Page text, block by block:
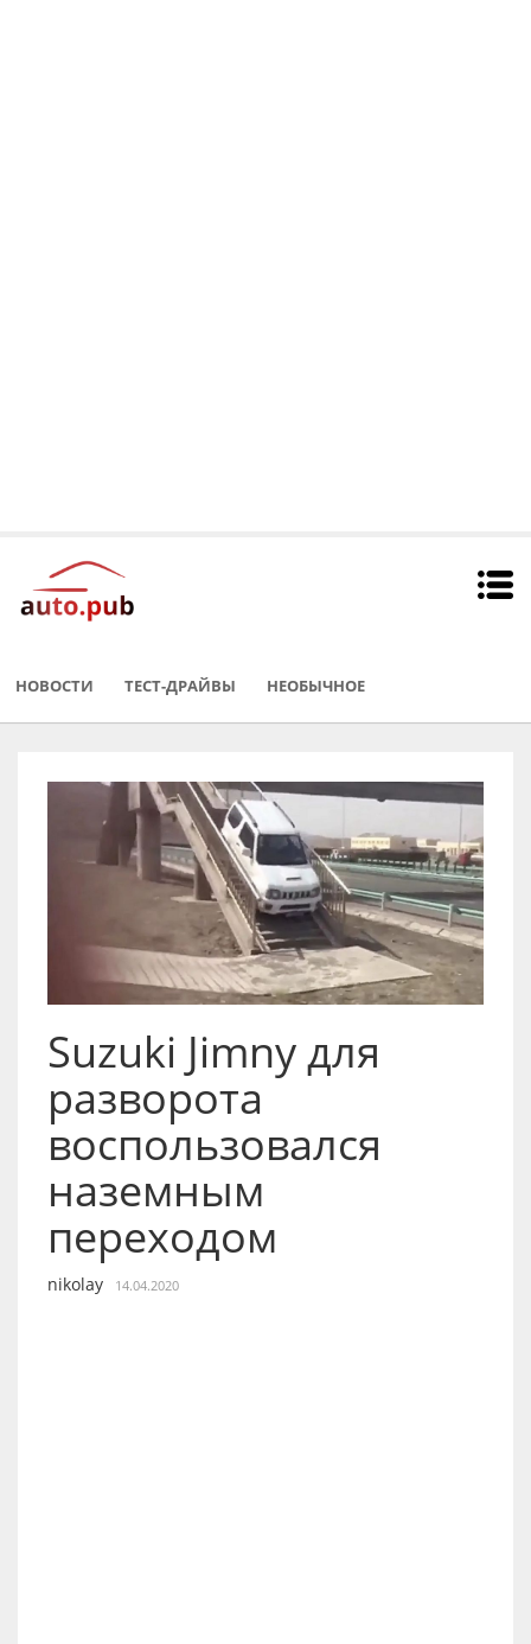
НОВОСТИ ТЕСТ-ДРАЙВЫ НЕОБЫЧНОE
Suzuki Jimny для
разворота
воспользовался
наземным
переходом
nikolay 14.04.2020